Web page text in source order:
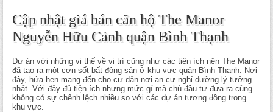
Cập nhật giá bán căn hộ The Manor
Nguyễn Hữu Cảnh quận Bình Thạnh
Dự án với những vị thế về vị trí cũng như các tiện ích nên The Manor
đã tạo ra một cơn sốt bất động sản ở khu vực quận Bình Thạnh. Nơi
đây, hứa hẹn mang đến cho cư dân nơi an cư nghỉ dưỡng lý tưởng
nhất. Với đây đủ tiện ích nhưng mức gí mà chủ đầu tư đưa ra cũng
không có sự chênh lệch nhiều so với các dự án tương đồng trong
khu vực.